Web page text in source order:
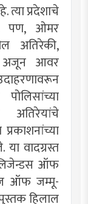
त्या प्रदेशाचे
पण, ओमर
अतिरेकी,
अजून आवर
वादग्रस्त
ऑफ
ऑफ जम्मू-
हिलाल